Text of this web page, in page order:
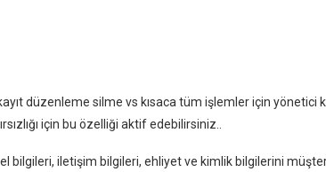
düzenleme silme vs kısaca tüm işlemler için yönetici
için bu özelliği aktif edebilirsiniz..
bilgileri, iletişim bilgileri, ehliyet ve kimlik bilgilerini